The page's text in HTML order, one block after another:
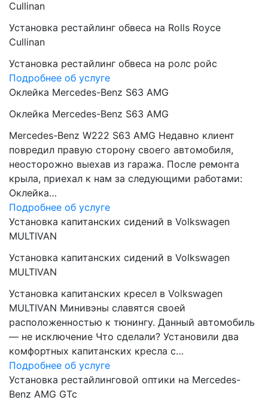
Cullinan
Установка рестайлинг обвеса на Rolls Royce
Cullinan
Установка рестайлинг обвеса на ролс ройс
Подробнее об услуге
Оклейка Mercedes-Benz S63 AMG
Оклейка Mercedes-Benz S63 AMG
Mercedes-Benz W222 S63 AMG Недавно клиент
повредил правую сторону своего автомобиля,
неосторожно выехав из гаража. После ремонта
крыла, приехал к нам за следующими работами:
Оклейка…
Подробнее об услуге
Установка капитанских сидений в Volkswagen
MULTIVAN
Установка капитанских сидений в Volkswagen
MULTIVAN
Установка капитанских кресел в Volkswagen
MULTIVAN Минивэны славятся своей
расположенностью к тюнингу. Данный автомобиль
— не исключение Что сделали? Установили два
комфортных капитанских кресла с…
Подробнее об услуге
Установка рестайлинговой оптики на Mercedes-
Benz AMG GTc